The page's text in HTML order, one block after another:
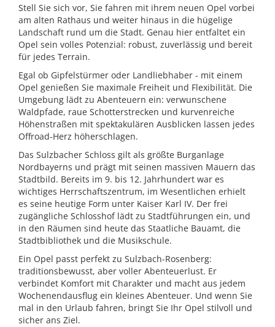
Stell Sie sich vor, Sie fahren mit ihrem neuen Opel vorbei
am alten Rathaus und weiter hinaus in die hügelige
Landschaft rund um die Stadt. Genau hier entfaltet ein
Opel sein volles Potenzial: robust, zuverlässig und bereit
für jedes Terrain.
Egal ob Gipfelstürmer oder Landliebhaber - mit einem
Opel genießen Sie maximale Freiheit und Flexibilität. Die
Umgebung lädt zu Abenteuern ein: verwunschene
Waldpfade, raue Schotterstrecken und kurvenreiche
Höhenstraßen mit spektakulären Ausblicken lassen jedes
Offroad-Herz höherschlagen.
Das Sulzbacher Schloss gilt als größte Burganlage
Nordbayerns und prägt mit seinen massiven Mauern das
Stadtbild. Bereits im 9. bis 12. Jahrhundert war es
wichtiges Herrschaftszentrum, im Wesentlichen erhielt
es seine heutige Form unter Kaiser Karl IV. Der frei
zugängliche Schlosshof lädt zu Stadtführungen ein, und
in den Räumen sind heute das Staatliche Bauamt, die
Stadtbibliothek und die Musikschule.
Ein Opel passt perfekt zu Sulzbach-Rosenberg:
traditionsbewusst, aber voller Abenteuerlust. Er
verbindet Komfort mit Charakter und macht aus jedem
Wochenendausflug ein kleines Abenteuer. Und wenn Sie
mal in den Urlaub fahren, bringt Sie Ihr Opel stilvoll und
sicher ans Ziel.